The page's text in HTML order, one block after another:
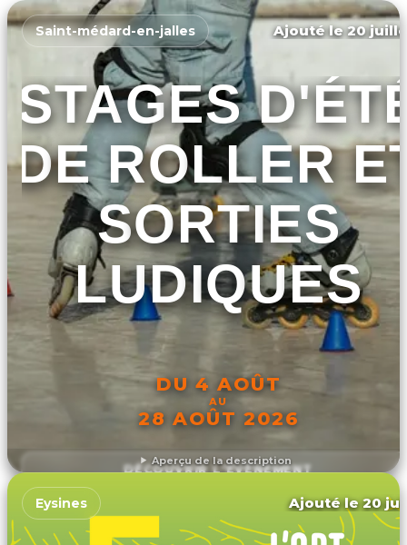
Aperçu de la description
Saint-médard-en-jalles Ajouté le 20
STAGES
DE ROLLER
SORTIES
LUDIQUES
DU 4 AOÛT
AU
28 AOÛT 2026
DÉCOUVRIR L'ÉVÉNEMENT
Eysines Ajouté le 20